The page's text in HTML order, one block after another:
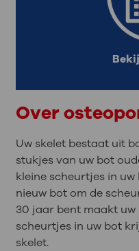
Over
Uw skelet bestaat uit
stukjes van uw bot
kleine scheurtjes in
nieuw bot om de
30 jaar bent maakt
scheurtjes in uw bot
skelet.